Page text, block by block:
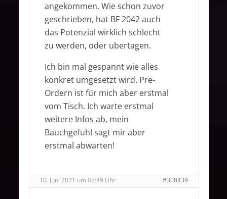
angekommen. Wie schon zuvor
geschrieben, hat BF 2042 auch
das Potenzial wirklich schlecht
zu werden, oder ubertagen.
Ich bin mal gespannt wie alles
konkret umgesetzt wird. Pre-
Ordern ist für mich aber erstmal
vom Tisch. Ich warte erstmal
weitere Infos ab, mein
Bauchgefuhl sagt mir aber
erstmal abwarten!
10. Juni 2021 um 07:49 Uhr #308439